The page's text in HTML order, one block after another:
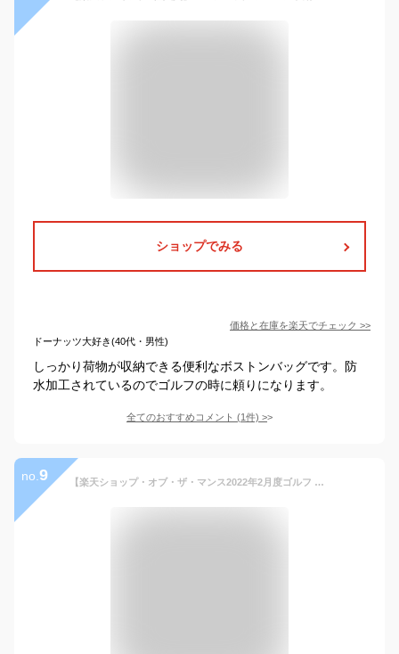
ショップでみる
価格と在庫を楽天でチェック >>
ドーナッツ大好き(40代・男性)
しっかり荷物が収納できる便利なボストンバッグです。防
水加工されているのでゴルフの時に頼りになります。
全てのおすすめコメント (1件) >
no. 9 【楽天ショップ・オブ・ザ・マンス2022年2月度ゴルフ ジャンル賞 受賞】ゴルフ ボストンバッグ ゴルフバッグ オシャレ メンズ レディース スポーツバッグ ジムバッグ ダッフルバッグ 防水PU素材 大容量 靴収納 シューズ収納 靴入れ シューズバック 防水加工 景品 オススメ